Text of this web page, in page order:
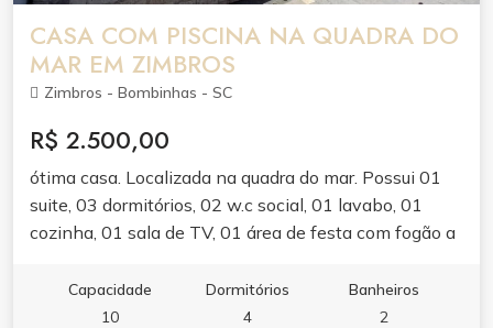
CASA COM PISCINA NA QUADRA DO
MAR EM ZIMBROS
Zimbros - Bombinhas - SC
R$ 2.500,00
ótima casa. Localizada na quadra do mar. Possui 01
suite, 03 dormitórios, 02 w.c social, 01 lavabo, 01
cozinha, 01 sala de TV, 01 área de festa com fogão a
lavanderia, 01 piscina.
Capacidade
10
Dormitórios
4
Banheiros
2